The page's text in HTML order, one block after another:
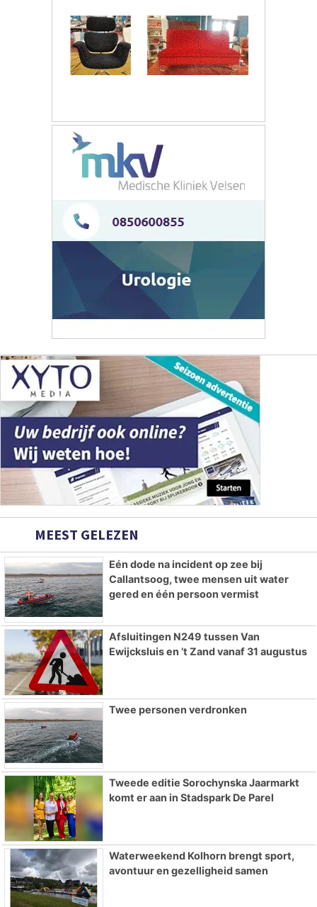
MEEST GELEZEN
Eén dode na incident op zee bij
Callantsoog, twee mensen uit water
gered en één persoon vermist
Afsluitingen N249 tussen Van
Ewijcksluis en ’t Zand vanaf 31 augustus
Twee personen verdronken
Tweede editie Sorochynska Jaarmarkt
komt er aan in Stadspark De Parel
Waterweekend Kolhorn brengt sport,
avontuur en gezelligheid samen